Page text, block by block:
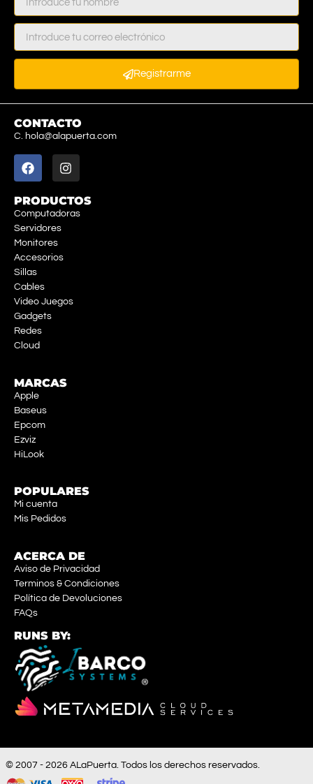
Registrarme
CONTACTO
C. hola@alapuerta.com
PRODUCTOS
Computadoras
Servidores
Monitores
Accesorios
Sillas
Cables
Video Juegos
Gadgets
Redes
Cloud
MARCAS
Apple
Baseus
Epcom
Ezviz
HiLook
POPULARES
Mi cuenta
Mis Pedidos
ACERCA DE
Aviso de Privacidad
Terminos & Condiciones
Política de Devoluciones
FAQs
RUNS BY:
© 2007 - 2026 ALaPuerta. Todos los derechos reservados.